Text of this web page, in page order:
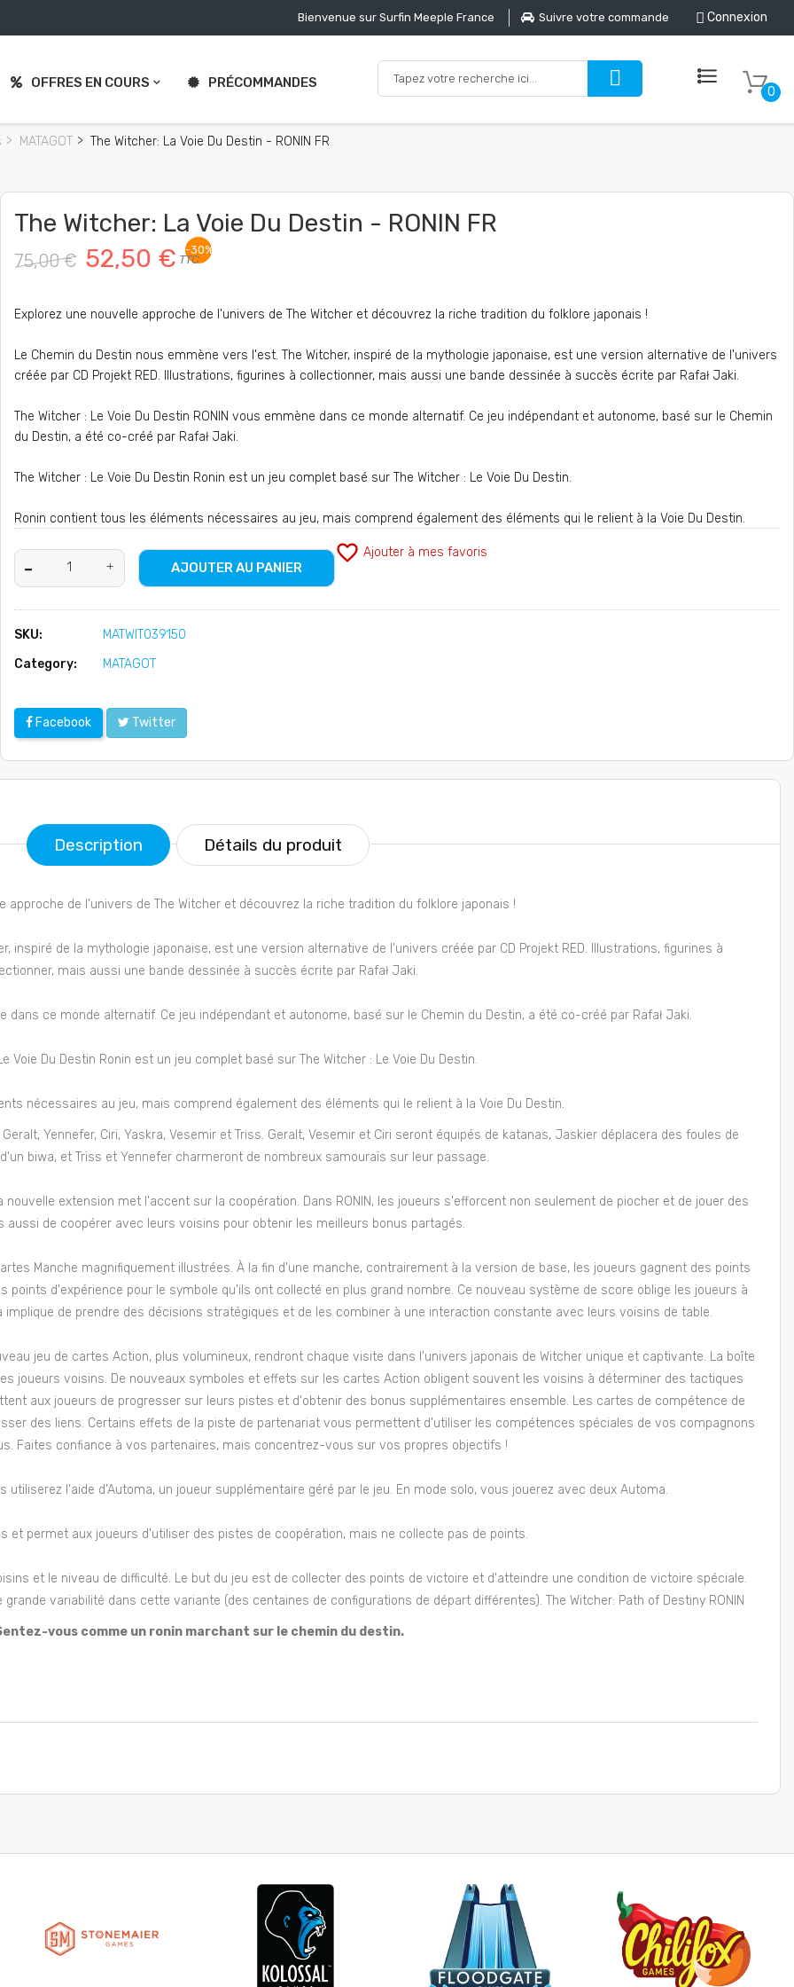
Bienvenue sur Surfin Meeple France Suivre votre commande Connexion
0
OFFRES EN COURS PRÉCOMMANDES
MATAGOT The Witcher: La Voie Du Destin - RONIN FR
The Witcher: La Voie Du Destin - RONIN FR
75,00 € 52,50 € -30%
TTC
Explorez une nouvelle approche de l'univers de The Witcher et découvrez la riche tradition du folklore japonais !
Le Chemin du Destin nous emmène vers l'est. The Witcher, inspiré de la mythologie japonaise, est une version alternative de l'univers
créée par CD Projekt RED. Illustrations, figurines à collectionner, mais aussi une bande dessinée à succès écrite par Rafał Jaki.
The Witcher : Le Voie Du Destin RONIN vous emmène dans ce monde alternatif. Ce jeu indépendant et autonome, basé sur le Chemin
du Destin, a été co-créé par Rafał Jaki.
The Witcher : Le Voie Du Destin Ronin est un jeu complet basé sur The Witcher : Le Voie Du Destin.
Ronin contient tous les éléments nécessaires au jeu, mais comprend également des éléments qui le relient à la Voie Du Destin.
AJOUTER AU PANIER
favorite_border Ajouter à mes favoris
SKU:
MATWIT039150
Category:
MATAGOT
Facebook Twitter
Description Détails du produit
approche de l'univers de The Witcher et découvrez la riche tradition du folklore japonais !
inspiré de la mythologie japonaise, est une version alternative de l'univers créée par CD Projekt RED. Illustrations, figurines à
mais aussi une bande dessinée à succès écrite par Rafał Jaki.
dans ce monde alternatif. Ce jeu indépendant et autonome, basé sur le Chemin du Destin, a été co-créé par Rafał Jaki.
Voie Du Destin Ronin est un jeu complet basé sur The Witcher : Le Voie Du Destin.
nécessaires au jeu, mais comprend également des éléments qui le relient à la Voie Du Destin.
Yennefer, Ciri, Yaskra, Vesemir et Triss. Geralt, Vesemir et Ciri seront équipés de katanas, Jaskier déplacera des foules de
biwa, et Triss et Yennefer charmeront de nombreux samouraïs sur leur passage.
extension met l'accent sur la coopération. Dans RONIN, les joueurs s'efforcent non seulement de piocher et de jouer des
aussi de coopérer avec leurs voisins pour obtenir les meilleurs bonus partagés.
Manche magnifiquement illustrées. À la fin d'une manche, contrairement à la version de base, les joueurs gagnent des points
d'expérience pour le symbole qu'ils ont collecté en plus grand nombre. Ce nouveau système de score oblige les joueurs à
de prendre des décisions stratégiques et de les combiner à une interaction constante avec leurs voisins de table.
jeu de cartes Action, plus volumineux, rendront chaque visite dans l'univers japonais de Witcher unique et captivante. La boîte
joueurs voisins. De nouveaux symboles et effets sur les cartes Action obligent souvent les voisins à déterminer des tactiques
aux joueurs de progresser sur leurs pistes et d'obtenir des bonus supplémentaires ensemble. Les cartes de compétence de
des liens. Certains effets de la piste de partenariat vous permettent d'utiliser les compétences spéciales de vos compagnons
Faites confiance à vos partenaires, mais concentrez-vous sur vos propres objectifs !
utiliserez l'aide d'Automa, un joueur supplémentaire géré par le jeu. En mode solo, vous jouerez avec deux Automa.
et permet aux joueurs d'utiliser des pistes de coopération, mais ne collecte pas de points.
et le niveau de difficulté. Le but du jeu est de collecter des points de victoire et d'atteindre une condition de victoire spéciale.
variabilité dans cette variante (des centaines de configurations de départ différentes). The Witcher: Path of Destiny RONIN
vous comme un ronin marchant sur le chemin du destin.